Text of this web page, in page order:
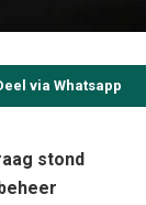
via Whatsapp
stond